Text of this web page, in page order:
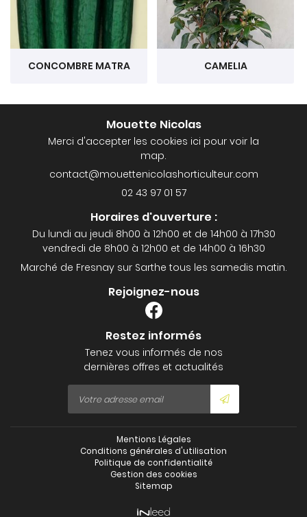
CONCOMBRE MATRA CAMELIA
Mouette Nicolas
Merci d'accepter les cookies ici pour voir la
map.
02 43 97 01 57
Horaires d'ouverture :
Du lundi au jeudi 8h00 à 12h00 et de 14h00 à 17h30
vendredi de 8h00 à 12h00 et de 14h00 à 16h30
Marché de Fresnay sur Sarthe tous les samedis matin.
Rejoignez-nous
Restez informés
Tenez vous informés de nos
dernières offres et actualités
Mentions Légales
Conditions générales d'utilisation
Politique de confidentialité
Gestion des cookies
Sitemap